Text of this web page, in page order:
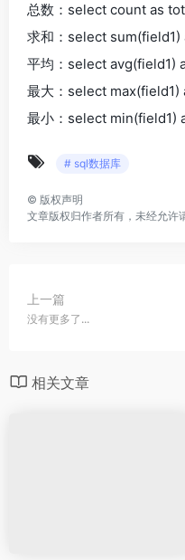
总数：select count as
求和：select
平均：select avg(field1)
最大：select max(field1)
最小：select min(field1)
# sql数据库
© 版权声明
文章版权归作者所有，未经允许
上一篇
没有更多了...
相关文章